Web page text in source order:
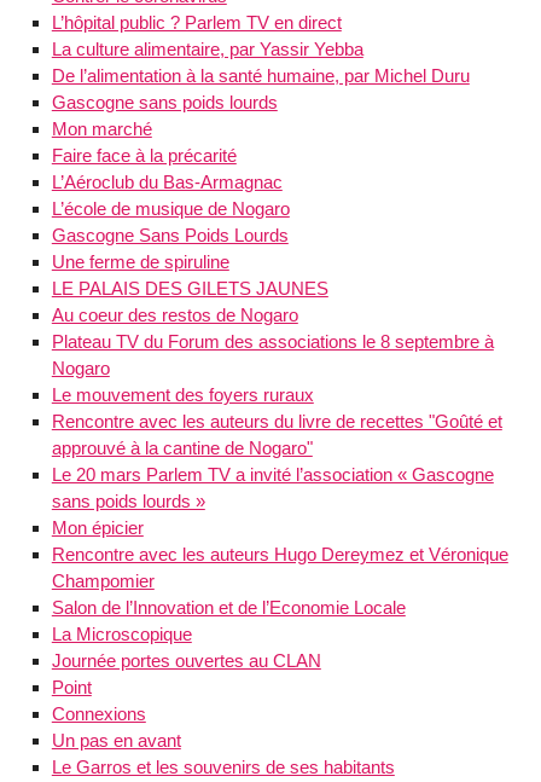
L’hôpital public ? Parlem TV en direct
La culture alimentaire, par Yassir Yebba
De l’alimentation à la santé humaine, par Michel Duru
Gascogne sans poids lourds
Mon marché
Faire face à la précarité
L’Aéroclub du Bas-Armagnac
L’école de musique de Nogaro
Gascogne Sans Poids Lourds
Une ferme de spiruline
LE PALAIS DES GILETS JAUNES
Au coeur des restos de Nogaro
Plateau TV du Forum des associations le 8 septembre à
Nogaro
Le mouvement des foyers ruraux
Rencontre avec les auteurs du livre de recettes "Goûté et
approuvé à la cantine de Nogaro"
Le 20 mars Parlem TV a invité l’association « Gascogne
sans poids lourds »
Mon épicier
Rencontre avec les auteurs Hugo Dereymez et Véronique
Champomier
Salon de l’Innovation et de l’Economie Locale
La Microscopique
Journée portes ouvertes au CLAN
Point
Connexions
Un pas en avant
Le Garros et les souvenirs de ses habitants